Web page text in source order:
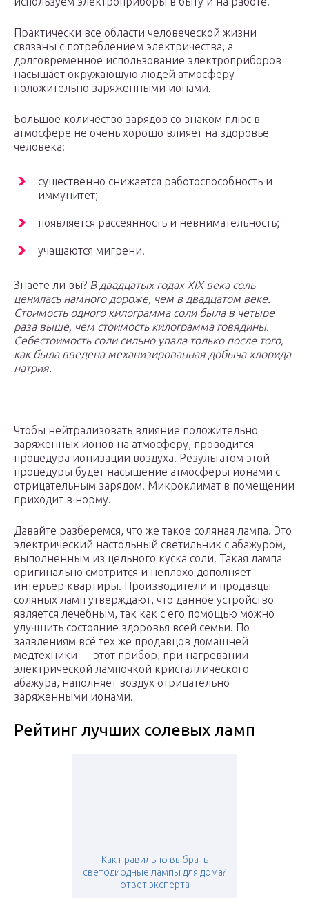
Практически все области человеческой жизни
связаны с потреблением электричества, а
долговременное использование электроприборов
насыщает окружающую людей атмосферу
положительно заряженными ионами.
Большое количество зарядов со знаком плюс в
атмосфере не очень хорошо влияет на здоровье
человека:
существенно снижается работоспособность и
иммунитет;
появляется рассеянность и невнимательность;
учащаются мигрени.
Знаете ли вы? В двадцатых годах XIX века соль
ценилась намного дороже, чем в двадцатом веке.
Стоимость одного килограмма соли была в четыре
раза выше, чем стоимость килограмма говядины.
Себестоимость соли сильно упала только после того,
как была введена механизированная добыча хлорида
натрия.
Чтобы нейтрализовать влияние положительно
заряженных ионов на атмосферу, проводится
процедура ионизации воздуха. Результатом этой
процедуры будет насыщение атмосферы ионами с
отрицательным зарядом. Микроклимат в помещении
приходит в норму.
Давайте разберемся, что же такое соляная лампа. Это
электрический настольный светильник с абажуром,
выполненным из цельного куска соли. Такая лампа
оригинально смотрится и неплохо дополняет
интерьер квартиры. Производители и продавцы
соляных ламп утверждают, что данное устройство
является лечебным, так как с его помощью можно
улучшить состояние здоровья всей семьи. По
заявлениям всё тех же продавцов домашней
медтехники — этот прибор, при нагревании
электрической лампочкой кристаллического
абажура, наполняет воздух отрицательно
заряженными ионами.
Рейтинг лучших солевых ламп
Как правильно выбрать
светодиодные лампы для дома?
ответ эксперта